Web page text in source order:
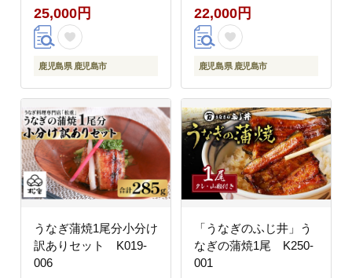
25,000円
鹿児島県 鹿児島市
22,000円
鹿児島県 鹿児島市
うなぎ蒲焼1尾分小分け
訳ありセット K019-
006
「うなぎのふじ井」う
なぎの蒲焼1尾 K250-
001